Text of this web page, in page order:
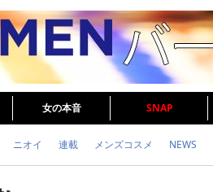
女の本音 SNAP
ニオイ 連載 メンズコスメ NEWS